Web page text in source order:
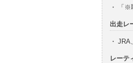
・
「※
出走レ
・ JRA
レーテ